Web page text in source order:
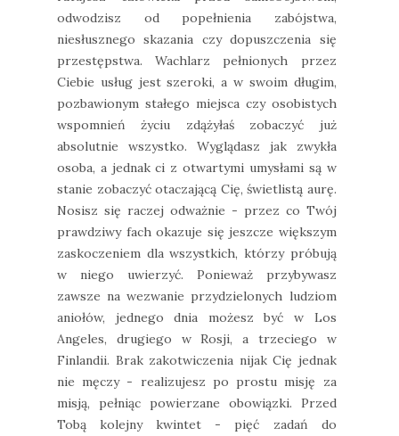
odwodzisz od popełnienia zabójstwa,
niesłusznego skazania czy dopuszczenia się
przestępstwa. Wachlarz pełnionych przez
Ciebie usług jest szeroki, a w swoim długim,
pozbawionym stałego miejsca czy osobistych
wspomnień życiu zdążyłaś zobaczyć już
absolutnie wszystko. Wyglądasz jak zwykła
osoba, a jednak ci z otwartymi umysłami są w
stanie zobaczyć otaczającą Cię, świetlistą aurę.
Nosisz się raczej odważnie - przez co Twój
prawdziwy fach okazuje się jeszcze większym
zaskoczeniem dla wszystkich, którzy próbują
w niego uwierzyć. Ponieważ przybywasz
zawsze na wezwanie przydzielonych ludziom
aniołów, jednego dnia możesz być w Los
Angeles, drugiego w Rosji, a trzeciego w
Finlandii. Brak zakotwiczenia nijak Cię jednak
nie męczy - realizujesz po prostu misję za
misją, pełniąc powierzane obowiązki. Przed
Tobą kolejny kwintet - pięć zadań do